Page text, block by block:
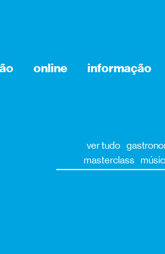
online informação
ver tudo
masterclass